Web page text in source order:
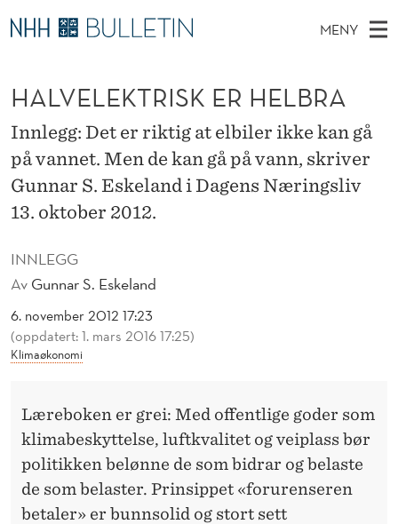
H
A
L
V
E
L
E
T
R
MENY
V
E
D
M
E
Y
K
I
E
T
T
S
T
E
D
E
Stipendiater og nye forskerprofiler
Disputaser
Ekspertutvalg
Om Bulletin
INNLEGG
Av Gunnar S. Eskeland
6. november 2012 17:23
(oppdatert: 1. mars 2016 17:25)
Klimaøkonomi
HALVELEKTRISK ER HELBRA
Innlegg: Det er riktig at elbiler ikke kan gå
på vannet. Men de kan gå på vann, skriver
Gunnar S. Eskeland i Dagens Næringsliv
13. oktober 2012.
Læreboken er grei: Med offentlige goder som
klimabeskyttelse, luftkvalitet og veiplass bør
politikken belønne de som bidrar og belaste
de som belaster. Prinsippet «forurenseren
betaler» er bunnsolid og stort sett